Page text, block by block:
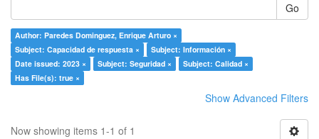
Go
Author: Paredes Dominguez, Enrique Arturo ×
Subject: Capacidad de respuesta ×
Subject: Información ×
Date issued: 2023 ×
Subject: Seguridad ×
Subject: Calidad ×
Has File(s): true ×
Show Advanced Filters
Now showing items 1-1 of 1